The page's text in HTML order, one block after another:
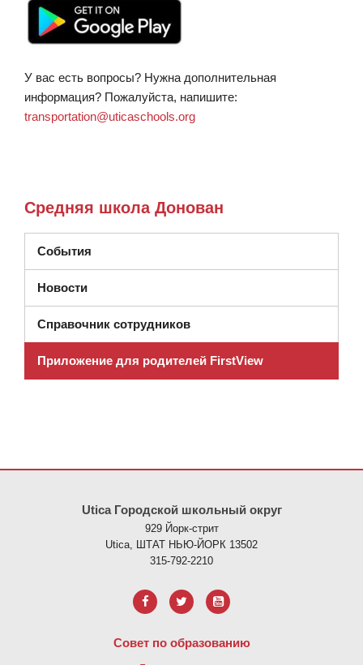
У вас есть вопросы? Нужна дополнительная
информация? Пожалуйста, напишите:
transportation@uticaschools.org
Средняя школа Донован
События
Новости
Справочник сотрудников
Приложение для родителей FirstView
Utica Городской школьный округ
929 Йорк-стрит
Utica, ШТАТ НЬЮ-ЙОРК 13502
315-792-2210
Совет по образованию